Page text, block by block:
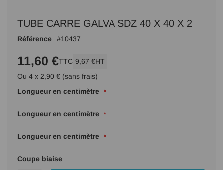
début
d’images
TUBE CARRE GALVA SDZ 40 X 40 X 2
Référence 10437
11,60 €TTC 9,67 €HT
Ou 4 x 2,90 € (sans frais)
Longueur en centimètre
Longueur en centimètre
Longueur en centimètre
Coupe biaise